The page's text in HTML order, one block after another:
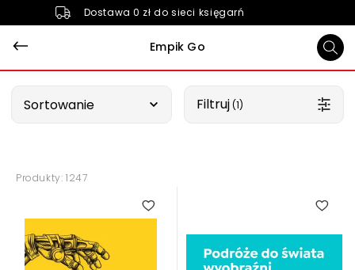
Dostawa 0 zł do sieci księgarń
Empik Go
Sortowanie Filtruj (1)
Produkty: 1247